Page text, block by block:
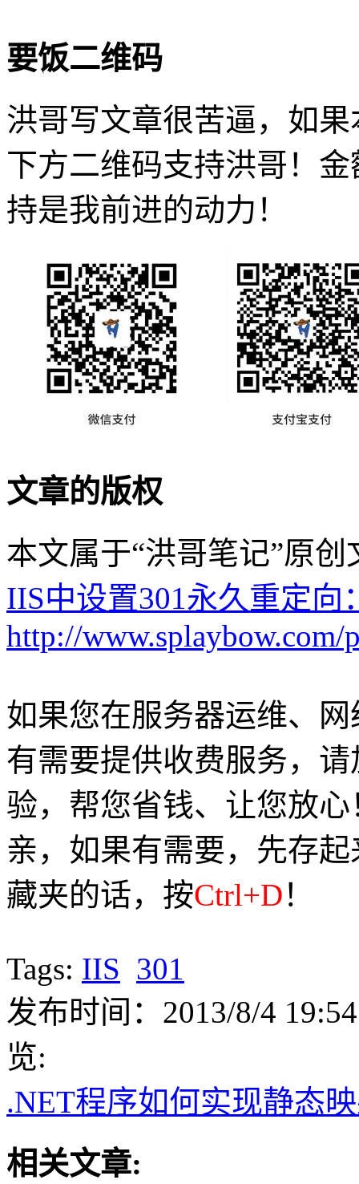
要饭二维码
洪哥写文章很苦逼，如
下方二维码支持洪哥！
持是我前进的动力！
文章的版权
本文属于“洪哥笔记”原
IIS中设置301永久重定向
http://
如果您在服务器运维、
有需要提供收费服务，
验，帮您省钱、让您放心
亲，如果有需要，先存
藏夹的话，按Ctrl+D！
Tags: IIS 301
发布时间：2013/8/4
览:
.NET程序如何实现静态
相关文章: